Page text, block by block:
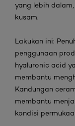
yang lebih
kusam.
Lakukan ini:
penggunaan
hyaluronic acid
membantu
Kandungan
membantu
kondisi